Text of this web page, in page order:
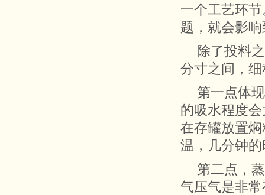
一个工艺环
题，就会影
除了投料
分寸之间，
第一点体
的吸水程度
在存罐放置
温，几分钟
第二点，
气压气是非